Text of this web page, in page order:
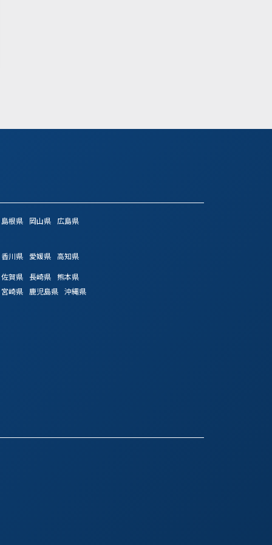
島根県 岡山県
広島県
香川県 愛媛県
高知県
佐賀県 長崎県
熊本県
宮崎県 鹿児島県
沖縄県